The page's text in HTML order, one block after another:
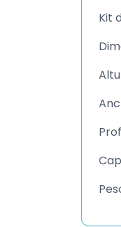
Kit